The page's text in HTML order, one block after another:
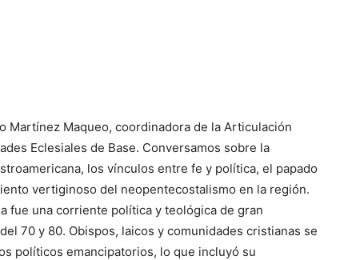
Martínez Maqueo, coordinadora de la Articulación
Eclesiales de Base. Conversamos sobre la
los vínculos entre fe y política, el papado
vertiginoso del neopentecostalismo en la región.
fue una corriente política y teológica de gran
70 y 80. Obispos, laicos y comunidades cristianas se
políticos emancipatorios, lo que incluyó su